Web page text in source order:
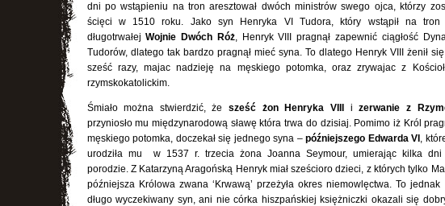
dni po wstąpieniu na tron aresztował dwóch ministrów swego ojca, którzy
ścięci w 1510 roku. Jako syn Henryka VI Tudora, który wstąpił na tron
długotrwałejWojnie Dwóch Róż, Henryk VIII pragnął zapewnić ciągłość
Tudorów, dlatego tak bardzo pragnął mieć syna. To dlatego Henryk VIII żenił
sześć razy, majac nadzieję na męskiego potomka, oraz zrywajac z
rzymskokatolickim.
Śmiało można stwierdzić, żesześć żon Henryka VIII izerwanie z
przyniosło mu międzynarodową sławę która trwa do dzisiaj. Pomimo iż Król
męskiego potomka, doczekał się jednego syna – późniejszego Edwarda VI ,
urodziła mu w 1537 r. trzecia żona Joanna Seymour, umierając kilka dni
porodzie. Z Katarzyną Aragońską Henryk miał sześcioro dzieci, z których tylko
późniejsza Królowa zwana ‘Krwawą’ przeżyła okres niemowlęctwa. To jednak
długo wyczekiwany syn, ani nie córka hiszpańskiej księżniczki okazali się